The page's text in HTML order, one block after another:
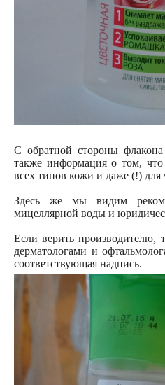
С обратной стороны флакона
также информация о том, что
всех типов кожи и даже (!) для
Здесь же мы видим
мицеллярной воды и
Если верить производителю,
дерматологами и
соответствующая надпись.